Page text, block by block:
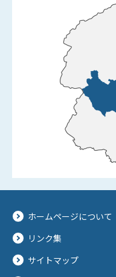
ホームページについて
リンク集
サイトマップ